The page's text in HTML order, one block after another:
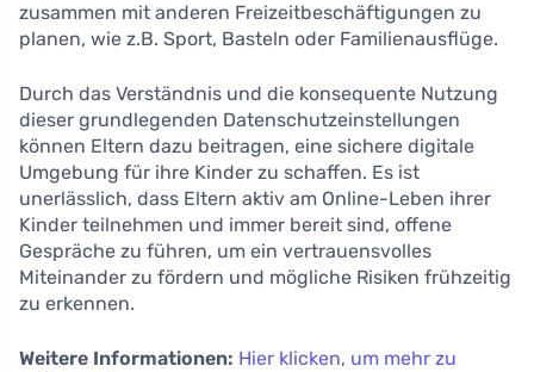
zusammen mit anderen Freizeitbeschäftigungen zu
planen, wie z.B. Sport, Basteln oder Familienausflüge.
Durch das Verständnis und die konsequente Nutzung
dieser grundlegenden Datenschutzeinstellungen
können Eltern dazu beitragen, eine sichere digitale
Umgebung für ihre Kinder zu schaffen. Es ist
unerlässlich, dass Eltern aktiv am Online-Leben ihrer
Kinder teilnehmen und immer bereit sind, offene
Gespräche zu führen, um ein vertrauensvolles
Miteinander zu fördern und mögliche Risiken frühzeitig
zu erkennen.
Weitere Informationen: Hier klicken, um mehr zu